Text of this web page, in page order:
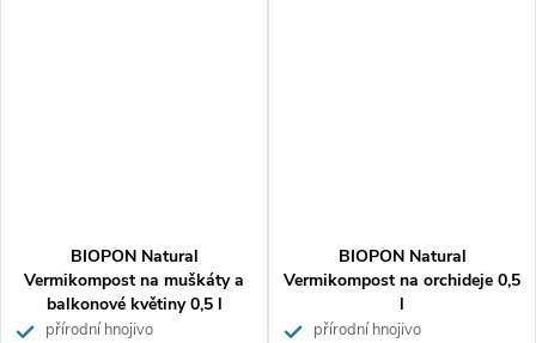
BIOPON Natural
Vermikompost na muškáty a
balkonové květiny 0,5 l
přírodní hnojivo
BIOPON Natural
Vermikompost na orchideje 0,5
l
přírodní hnojivo